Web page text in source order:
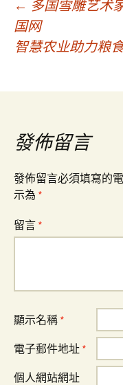
文
章
導
覽
← 多国雪雕艺术
国网
智慧农业助力粮
發佈留言
發佈留言必須填寫的
示為 *
留言 *
顯示名稱 *
電子郵件地址 *
個人網站網址